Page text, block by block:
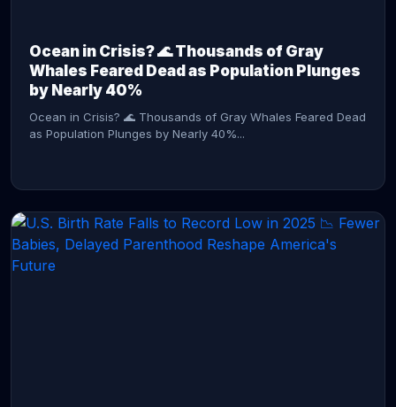
Ocean in Crisis? 🌊 Thousands of Gray
Whales Feared Dead as Population Plunges
by Nearly 40%
Ocean in Crisis? 🌊 Thousands of Gray Whales Feared Dead
as Population Plunges by Nearly 40%...